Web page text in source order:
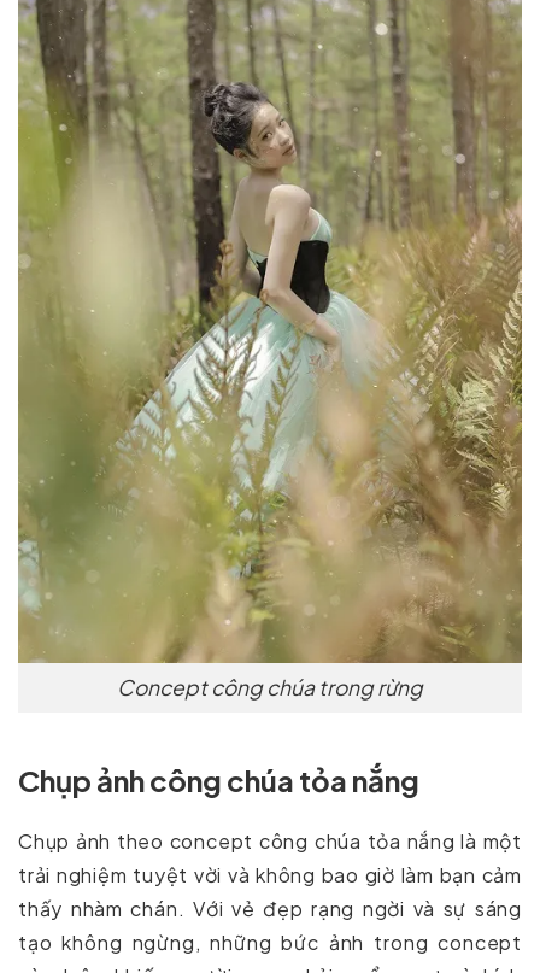
Concept công chúa trong rừng
Chụp ảnh công chúa tỏa nắng
Chụp ảnh theo concept công chúa tỏa nắng là một
trải nghiệm tuyệt vời và không bao giờ làm bạn cảm
thấy nhàm chán. Với vẻ đẹp rạng ngời và sự sáng
tạo không ngừng, những bức ảnh trong concept